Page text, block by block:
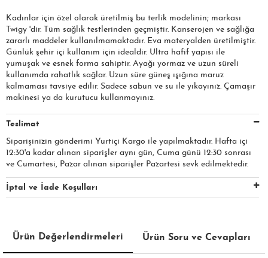
Kadınlar için özel olarak üretilmiş bu terlik modelinin; markası
Twigy 'dir. Tüm sağlık testlerinden geçmiştir. Kanserojen ve sağlığa
zararlı maddeler kullanılmamaktadır. Eva materyalden üretilmiştir.
Günlük şehir içi kullanım için idealdir. Ultra hafif yapısı ile
yumuşak ve esnek forma sahiptir. Ayağı yormaz ve uzun süreli
kullanımda rahatlık sağlar. Uzun süre güneş ışığına maruz
kalmaması tavsiye edilir. Sadece sabun ve su ile yıkayınız. Çamaşır
makinesi ya da kurutucu kullanmayınız.
Teslimat
Siparişinizin gönderimi Yurtiçi Kargo ile yapılmaktadır. Hafta içi
12:30'a kadar alınan siparişler aynı gün, Cuma günü 12:30 sonrası
ve Cumartesi, Pazar alınan siparişler Pazartesi sevk edilmektedir.
İptal ve İade Koşulları
Ürün Değerlendirmeleri Ürün Soru ve Cevapları